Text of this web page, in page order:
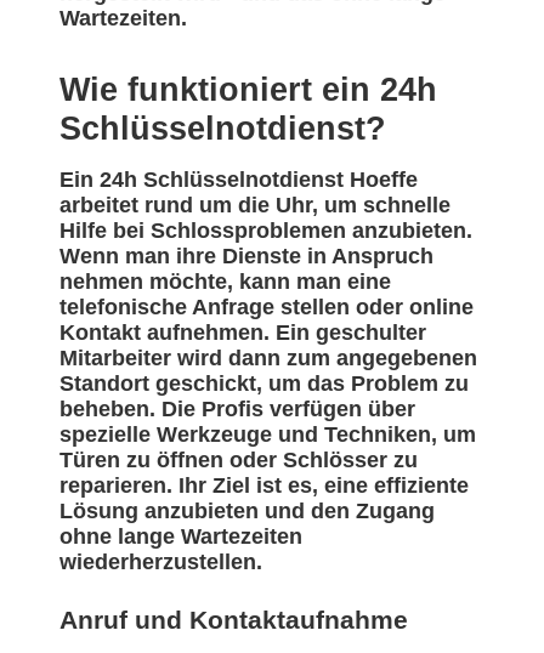
Wartezeiten.
Wie funktioniert ein 24h
Schlüsselnotdienst?
Ein 24h Schlüsselnotdienst Hoeffe
arbeitet rund um die Uhr, um schnelle
Hilfe bei Schlossproblemen anzubieten.
Wenn man ihre Dienste in Anspruch
nehmen möchte, kann man eine
telefonische Anfrage stellen oder online
Kontakt aufnehmen. Ein geschulter
Mitarbeiter wird dann zum angegebenen
Standort geschickt, um das Problem zu
beheben. Die Profis verfügen über
spezielle Werkzeuge und Techniken, um
Türen zu öffnen oder Schlösser zu
reparieren. Ihr Ziel ist es, eine effiziente
Lösung anzubieten und den Zugang
ohne lange Wartezeiten
wiederherzustellen.
Anruf und Kontaktaufnahme